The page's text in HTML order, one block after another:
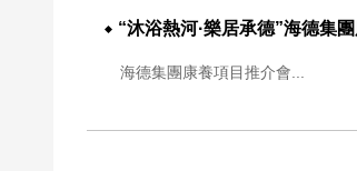
“沐浴熱河·樂居承德”海德集
海德集團康養項目推介會...